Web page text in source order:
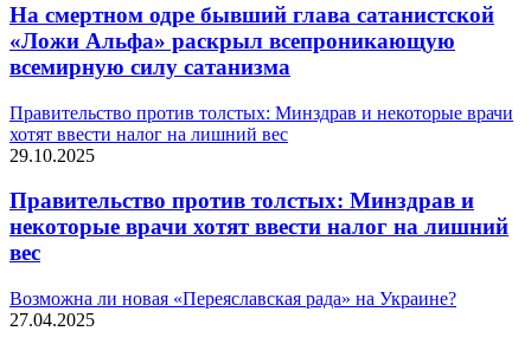
На смертном одре бывший глава сатанистской
«Ложи Альфа» раскрыл всепроникающую
всемирную силу сатанизма
Правительство против толстых: Минздрав и некоторые врачи
хотят ввести налог на лишний вес
29.10.2025
Правительство против толстых: Минздрав и
некоторые врачи хотят ввести налог на лишний
вес
Возможна ли новая «Переяславская рада» на Украине?
27.04.2025